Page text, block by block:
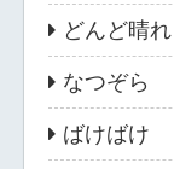
どんど晴れ
なつぞら
ばけばけ